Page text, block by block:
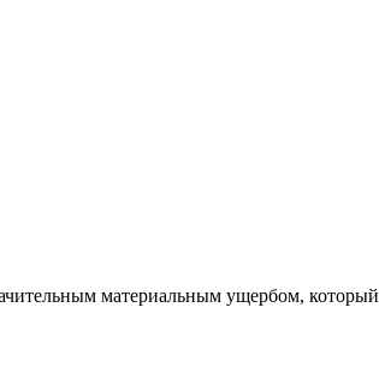
материальным ущербом,